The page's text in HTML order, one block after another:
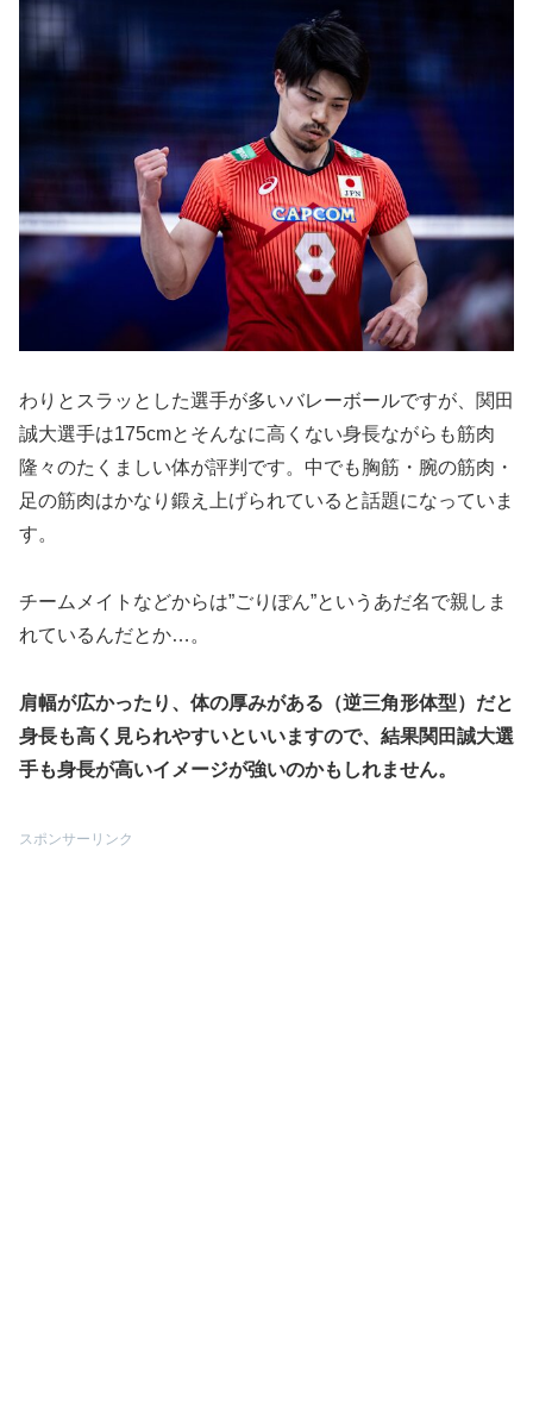
わりとスラッとした選手が多いバレーボールですが、関田
誠大選手は175cmとそんなに高くない身長ながらも筋肉
隆々のたくましい体が評判です。中でも胸筋・腕の筋肉・
足の筋肉はかなり鍛え上げられていると話題になっていま
す。
チームメイトなどからは”ごりぽん”というあだ名で親しま
れているんだとか…。
肩幅が広かったり、体の厚みがある（逆三角形体型）だと
身長も高く見られやすいといいますので、結果関田誠大選
手も身長が高いイメージが強いのかもしれません。
スポンサーリンク